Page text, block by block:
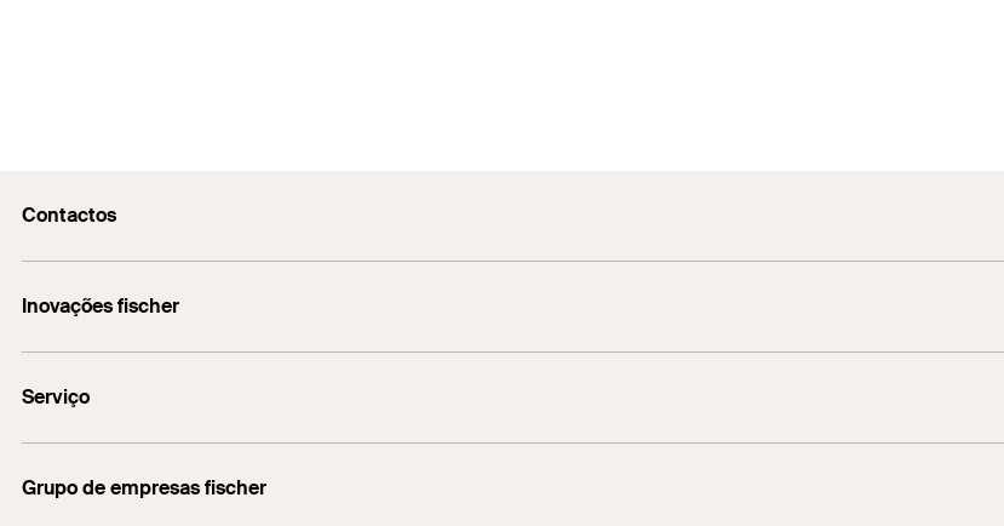
Contactos
+351 218 954 180
Inovações fischer
Serviço
Informação
Grupo de empresas fischer